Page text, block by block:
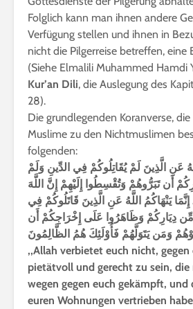
Folglich kann man ihnen andere
Verfügung stellen und ihnen in
nicht die Pilgerreise betreffen, eine
(Siehe Elmalili Muhammed Hamdi
Kur’an Dili, die Auslegung des
28).
Die grundlegenden Koranverse,
Muslime zu den Nichtmuslimen
folgenden:
عَنِ الَّذِينَ لَمْ يُقَاتِلُوكُمْ فِي الدِّينِ وَلَمْ
أَن تَبَرُّوهُمْ وَتُقْسِطُوا إِلَيْهِمْ إِنَّ اللَّهَ
يَنْهَاكُمُ اللَّهُ عَنِ الَّذِينَ قَاتَلُوكُمْ فِي
دِيَارِكُمْ وَظَاهَرُوا عَلَى إِخْرَاجِكُمْ أَن
,,Allah verbietet euch nicht, gegen
pietätvoll und gerecht zu sein, die
wegen gegen euch gekämpft, und
euren Wohnungen vertrieben